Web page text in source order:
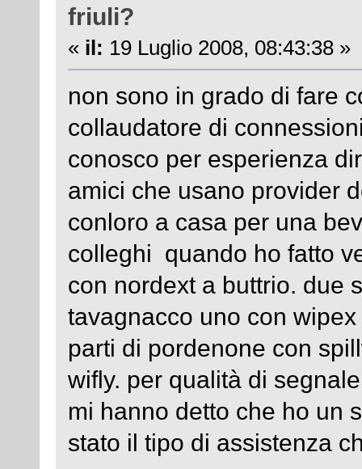
friuli?
« il: 19 Luglio 2008, 08:43:38 »
non sono in grado di fare
collaudatore di
conosco per esperienza
amici che usano provider
conloro a casa per una
colleghi quando ho fatto
con nordext a buttrio. due
tavagnacco uno con
parti di pordenone con
wifly. per qualità di
mi hanno detto che ho un
stato il tipo di assistenza